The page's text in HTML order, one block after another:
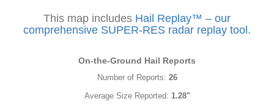
This map includes Hail Replay™ – our
comprehensive SUPER-RES radar replay tool.
On-the-Ground Hail Reports
Number of Reports: 26
Average Size Reported: 1.28"